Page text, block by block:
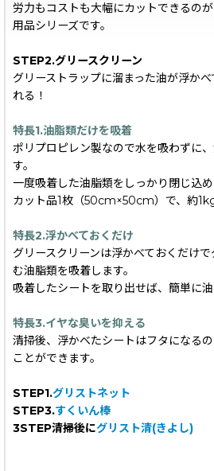
労力もコストも大幅にカットできるの
用品シリーズです。
STEP2.グリースクリーン
グリーストラップに溜まった油が浮か
れる！
特長1.油脂類だけを吸着
ポリプロピレン製なので水を吸わずに
す。
一度吸着した油脂類をしっかり閉じ込め
カット品1枚（50cm×50cm）で、約
特長2.浮かべておくだけ
グリースクリーンは浮かべておくだけ
む油脂類を吸着します。
吸着したシートを取り出せば、簡単に油
特長3.イヤな臭いを抑える
清掃後、浮かべたシートはフタになる
ことができます。
STEP1.グリストネット
STEP3.すくいん棒
3STEP清掃後にグリスト清(きよし)